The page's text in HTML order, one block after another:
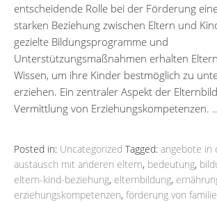
entscheidende Rolle bei der Förderung
starken Beziehung zwischen Eltern und
gezielte Bildungsprogramme und
Unterstützungsmaßnahmen erhalten
Wissen, um ihre Kinder bestmöglich zu
erziehen. Ein zentraler Aspekt der
Vermittlung von Erziehungskompetenzen.
Posted in: Uncategorized Tagged: angebote in
austausch mit anderen eltern, bedeutung,
eltern-kind-beziehung, elternbildung,
erziehungskompetenzen, förderung von